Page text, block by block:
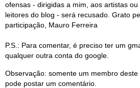
ofensas - dirigidas a mim, aos artistas ou
leitores do blog - será recusado. Grato
participação, Mauro Ferreira
P.S.: Para comentar, é preciso ter um
qualquer outra conta do google.
Observação: somente um membro deste
pode postar um comentário.